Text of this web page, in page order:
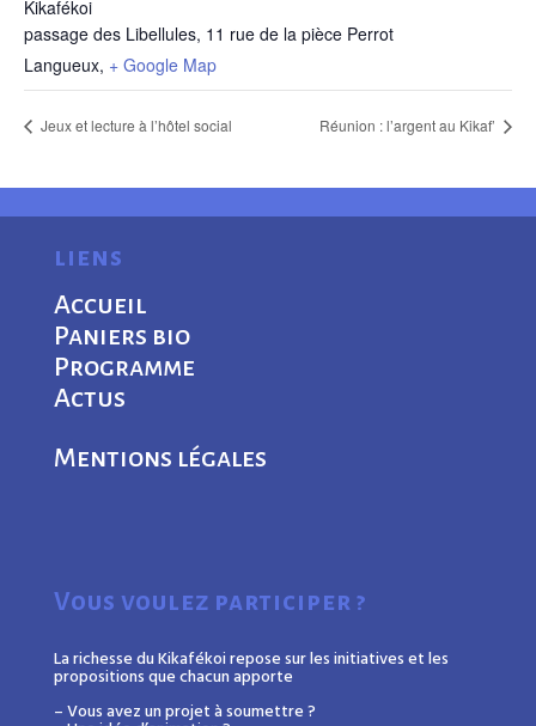
Kikafékoi
passage des Libellules, 11 rue de la pièce Perrot
Langueux, + Google Map
Jeux et lecture à l’hôtel social Réunion : l’argent au Kikaf’
liens
Accueil
Paniers bio
Programme
Actus
Mentions légales
Vous voulez participer ?
La richesse du Kikafékoi repose sur les initiatives et les
propositions que chacun apporte
– Vous avez un projet à soumettre ?